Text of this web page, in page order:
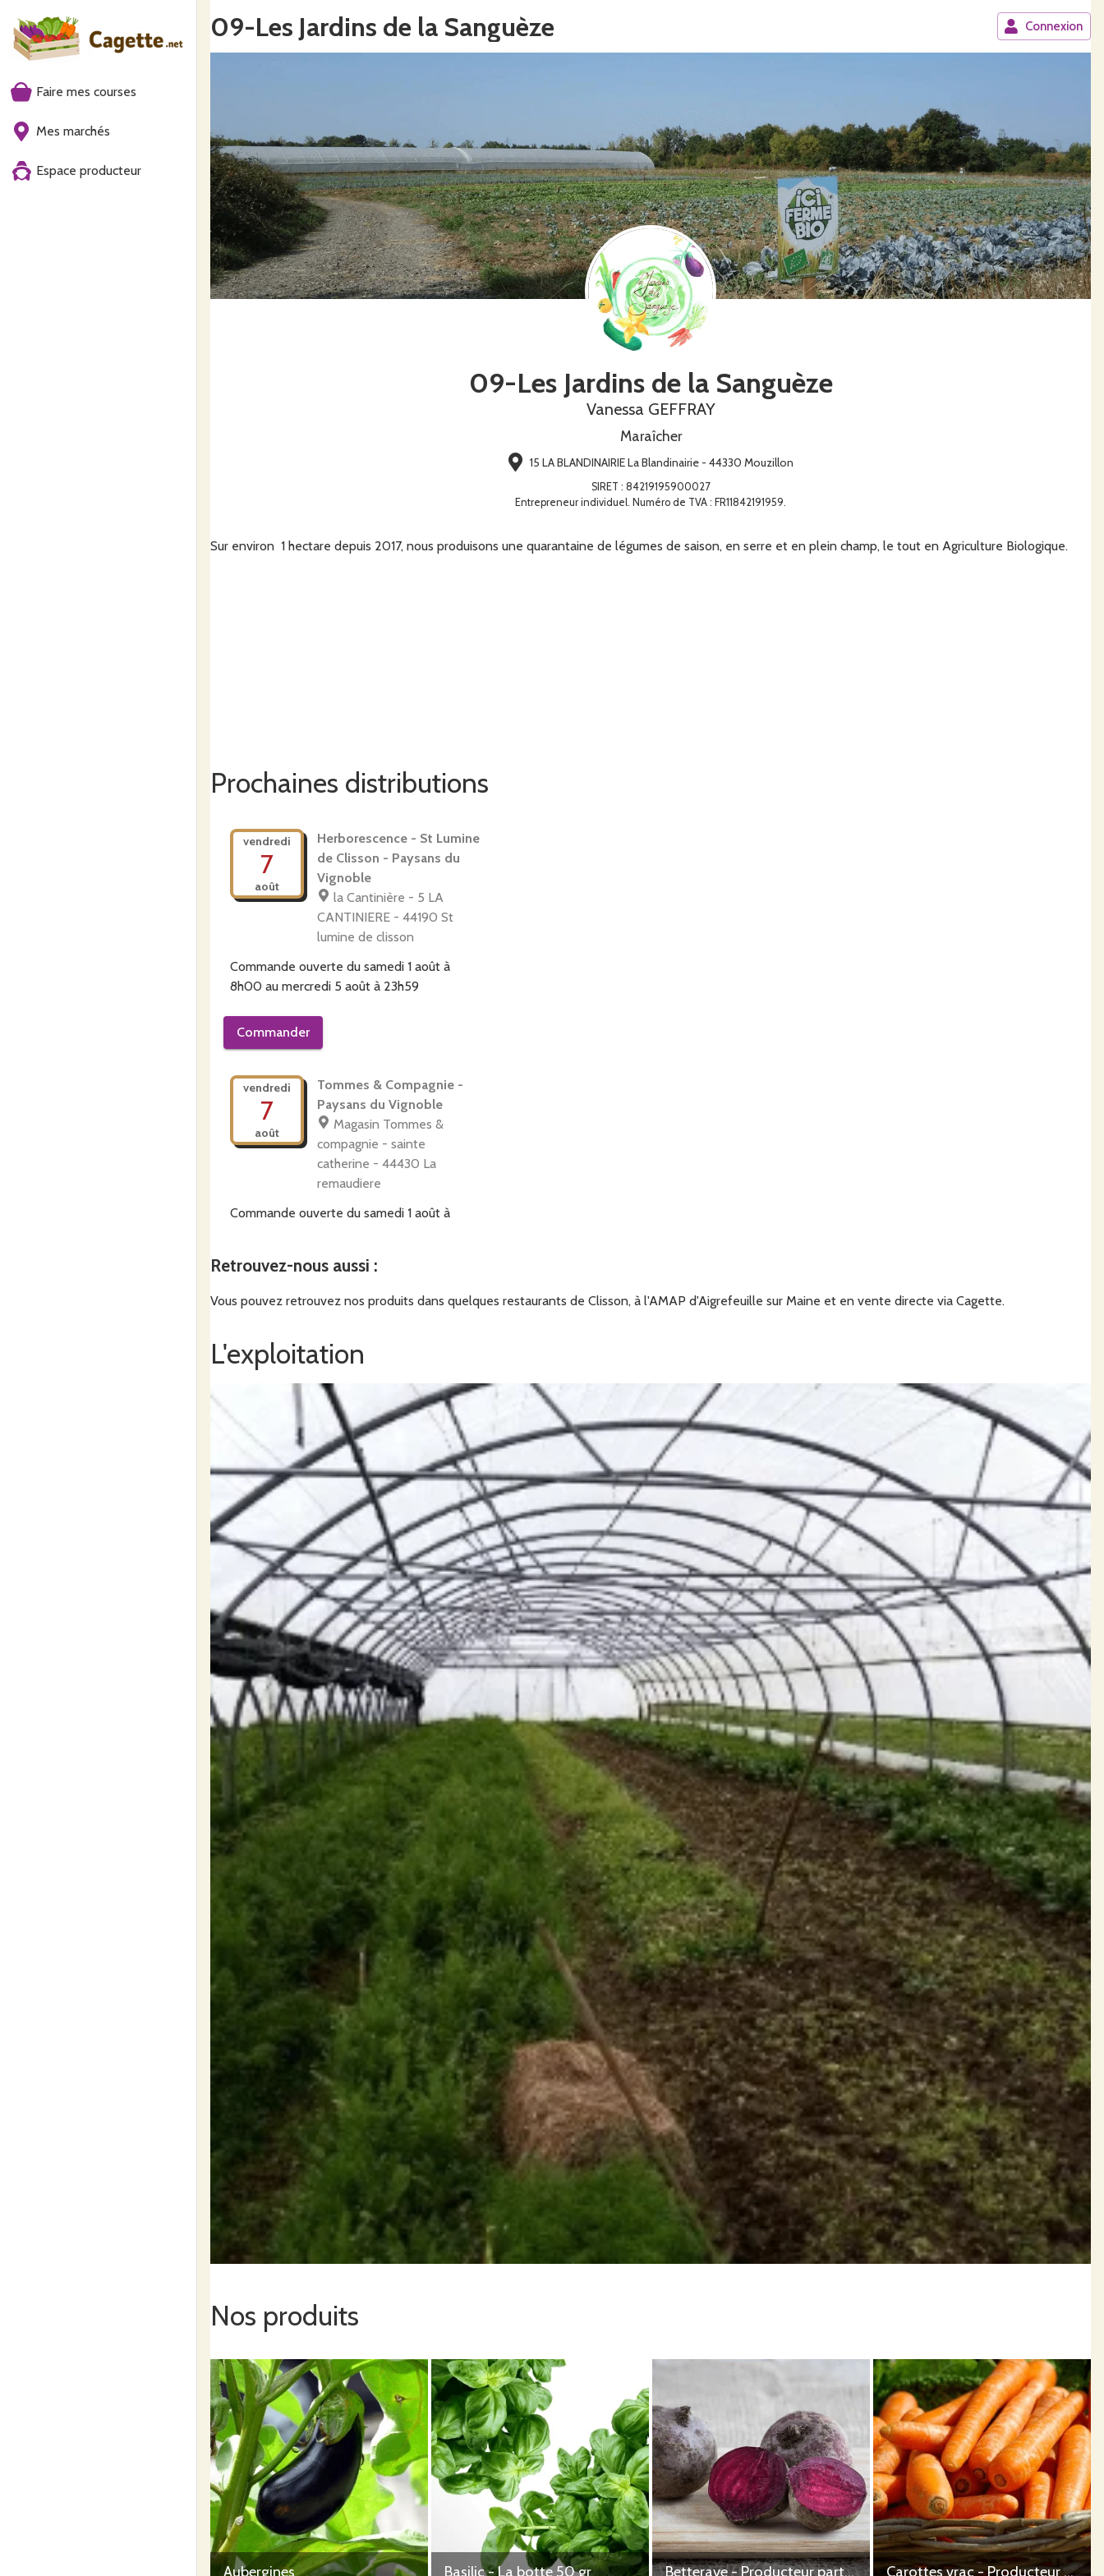
Faire mes courses
Mes marchés
Espace producteur
09-Les Jardins de la Sanguèze Connexion
09-Les Jardins de la Sanguèze
Vanessa GEFFRAY
Maraîcher
15 LA BLANDINAIRIE La Blandinairie - 44330 Mouzillon
SIRET : 84219195900027
Entrepreneur individuel. Numéro de TVA : FR11842191959.
Sur environ 1 hectare depuis 2017, nous produisons une quarantaine de légumes de saison, en serre et en plein champ, le tout en Agriculture Biologique.
Prochaines distributions
vendredi
7
août
Herborescence - St Lumine
de Clisson - Paysans du
Vignoble
la Cantinière - 5 LA
CANTINIERE - 44190 St
lumine de clisson
Commande ouverte du samedi 1 août à
8h00 au mercredi 5 août à 23h59
Commander
vendredi
7
août
Tommes & Compagnie -
Paysans du Vignoble
Magasin Tommes &
compagnie - sainte
catherine - 44430 La
remaudiere
Commande ouverte du samedi 1 août à
7
Paysans du Vignoble
levraudiere - 44330 La
chapelle heulin
Commande ouverte du samedi 1 août à
au mercredi 5 août à 23h59
Commander
vendredi
7
Vendredi - Jardins des
Demains - Paysans du
Vignoble
Jardins des Demains - 71
La Rebourgère - 44690
Maisdon sur sevre
Commande ouverte du samedi 1 août à
0h01 au mercredi 5 août à 23h59
Commander
vendredi
7
Pain Parasol↔️Paysans du
Vignoble
Pain Parasol
(boulangerie) - 3 Porte
Palzaise - 44190 Clisson
Commande ouverte du
samedi 1 août à
8h00
mercredi 5 août à 23h59
Commander
vendredi
7
La ferme de l'Aufrère -
Paysans du Vignoble
La ferme de l'Aufrère -
L'aufrère - 44330 Vallet
Commande ouverte du
samedi 1 août à
mercredi 5 août à 23h59
Commander
vendredi
7
Les Jardins de la Sanguèze
/ Mouzill'œuf - Paysans du
Sanguèze - La Blandinairie -
Commande ouverte du samedi 1 août à
8h00 au mercredi 5 août à 23h59
Commander
vendredi
7
août
Vente à la Ferme du Hallay
- Paysans du Vignoble
La Ferme du Hallay - Le
Hallay - 44690 La haye
fouassiere
Retrouvez-nous aussi :
Vous pouvez retrouvez nos produits dans quelques restaurants de Clisson, à l'AMAP d'Aigrefeuille sur Maine et en vente directe via Cagette.
L'exploitation
Nos produits
Aubergines Basilic - La botte 50 gr Betterave - Producteur partenaire AB (Champ de la Lande 49) Carottes vrac - Producteur partenaire AB